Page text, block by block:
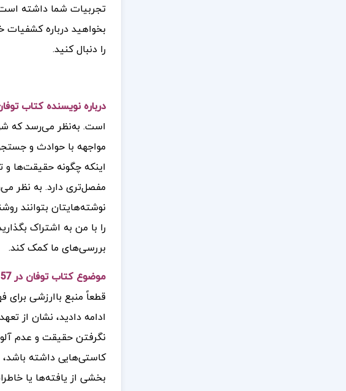
تجربیات شما داشته
بخواهید درباره کشفیات
را دنبال کنید.
درباره نویسنده کتاب توفان در 57 جلد یک
است. به‌نظر می‌رسد که
مواجهه با حوادث و
اینکه چگونه حقیقت‌ها
مفصل‌تری دارد. به نظر
نوشته‌هایتان بتوانند
را با من به اشتراک
بررسی‌های ما کمک کند.
موضوع کتاب توفان در 57 جلد یک سیاوش بشیری :
قطعاً منبع باارزشی
ادامه دادید، نشان از
کاستی‌هایی داشته
بخشی از یافته‌ها یا